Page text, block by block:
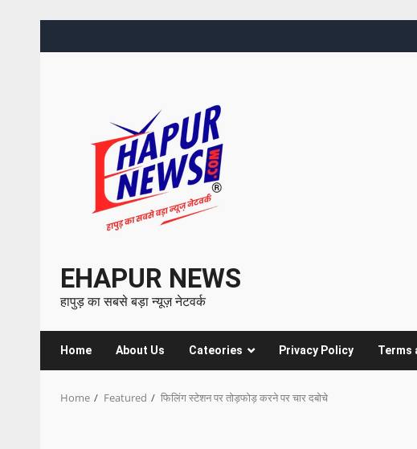
EHAPUR NEWS
हापुड़ का सबसे बड़ा न्यूज़ नेटवर्क
Home About Us Cateories Privacy Policy Terms
Home Featured फिलिंग स्टेशन पर तोड़फोड़ करने पर चार दबोचे